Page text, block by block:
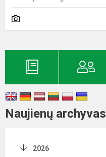
Naujienų archyvas
2026